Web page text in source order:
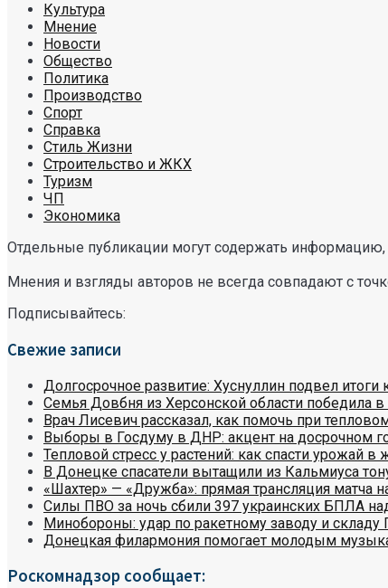
Культура
Мнение
Новости
Общество
Политика
Производство
Спорт
Справка
Стиль Жизни
Строительство и ЖКХ
Туризм
ЧП
Экономика
Отдельные публикации могут содержать
Мнения и взгляды авторов не всегда совпадают с
Подписывайтесь:
Свежие записи
Долгосрочное развитие: Хуснуллин подвел итоги
Семья Довбня из Херсонской области победила в
Врач Лисевич рассказал, как помочь при
Выборы в Госдуму в ДНР: акцент на досрочном
Тепловой стресс у растений: как спасти урожай в
В Донецке спасатели вытащили из Кальмиуса
«Шахтер» — «Дружба»: прямая трансляция матча
Силы ПВО за ночь сбили 397 украинских БПЛА
Минобороны: удар по ракетному заводу и
Донецкая филармония помогает молодым
Роскомнадзор сообщает: